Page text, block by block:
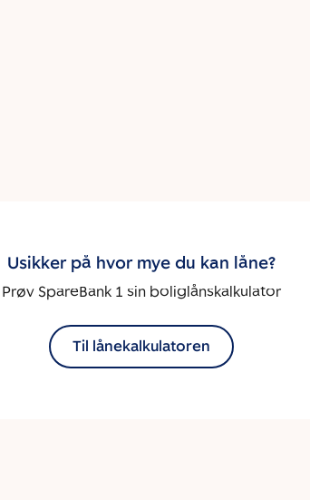
Usikker på hvor mye du kan låne?
Prøv SpareBank 1 sin boliglånskalkulator
Til lånekalkulatoren